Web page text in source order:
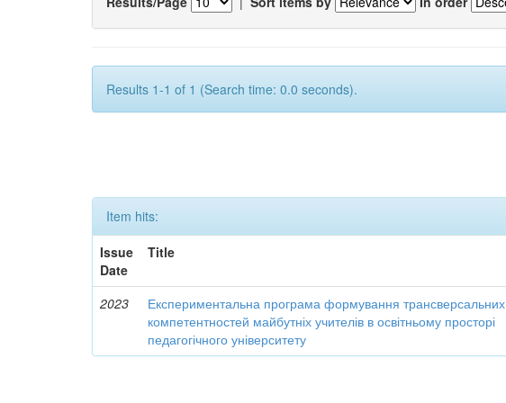
Results 1-1 of 1 (Search time: 0.0 seconds).
Item hits:
Issue
Date
Title
2023
Експериментальна програма формування трансверсальних
компетентностей майбутніх учителів в освітньому просторі
педагогічного університету